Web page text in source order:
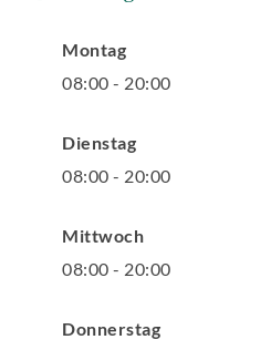
Montag
08:00 - 20:00
Dienstag
08:00 - 20:00
Mittwoch
08:00 - 20:00
Donnerstag